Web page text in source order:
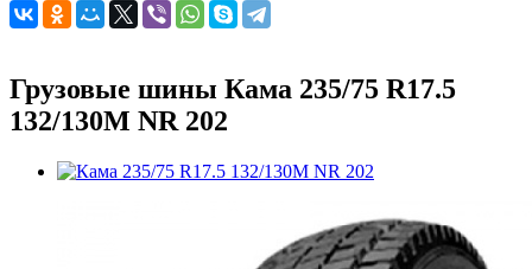
Грузовые шины Кама 235/75 R17.5
132/130M NR 202